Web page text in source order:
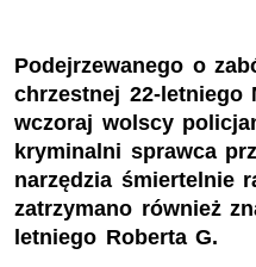
Podejrzewanego o
chrzestnej 22-letniego
wczoraj wolscy
kryminalni sprawca
narzędzia śmiertelnie
zatrzymano również
letniego Roberta G.